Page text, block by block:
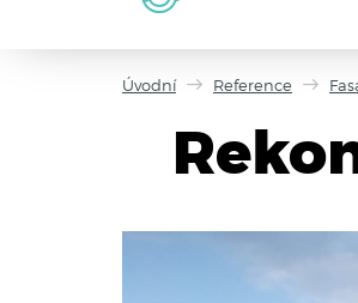
Úvodní Reference